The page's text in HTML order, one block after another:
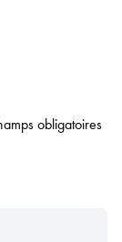
obligatoires